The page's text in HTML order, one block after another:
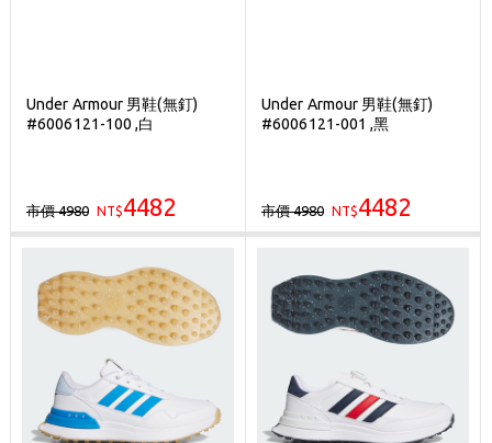
Under Armour 男鞋(無釘)
#6006121-100 ,白
市價 4980 NT$4482
Under Armour 男鞋(無釘)
#6006121-001 ,黑
市價 4980 NT$4482